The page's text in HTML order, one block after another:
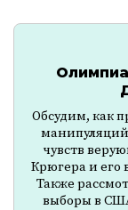
Обсудим, как
чувств
Крюгера и
Также
выборы в